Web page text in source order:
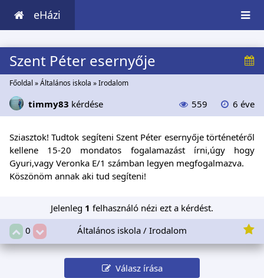
eHázi
Szent Péter esernyője
Főoldal »Általános iskola »Irodalom
timmy83 kérdése 559 6 éve
Sziasztok! Tudtok segíteni Szent Péter esernyője történetéről
kellene 15-20 mondatos fogalamazást írni,úgy hogy
Gyuri,vagy Veronka E/1 számban legyen megfogalmazva.
Köszönöm annak aki tud segíteni!
Jelenleg 1 felhasználó nézi ezt a kérdést.
0
Általános iskola / Irodalom
Válasz írása